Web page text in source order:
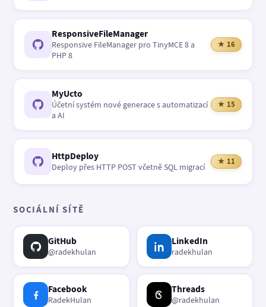
ResponsiveFileManager
Responsive FileManager pro TinyMCE 8 a
PHP 8
★ 16
MyUcto
Účetní systém nové generace s automatizací
a AI
★ 15
HttpDeploy
Deploy přes HTTP POST včetně SQL migrací
★ 11
SOCIÁLNÍ SÍTĚ
GitHub
@radekhulan
LinkedIn
radekhulan
Facebook
RadekHulan
Threads
@radekhulan